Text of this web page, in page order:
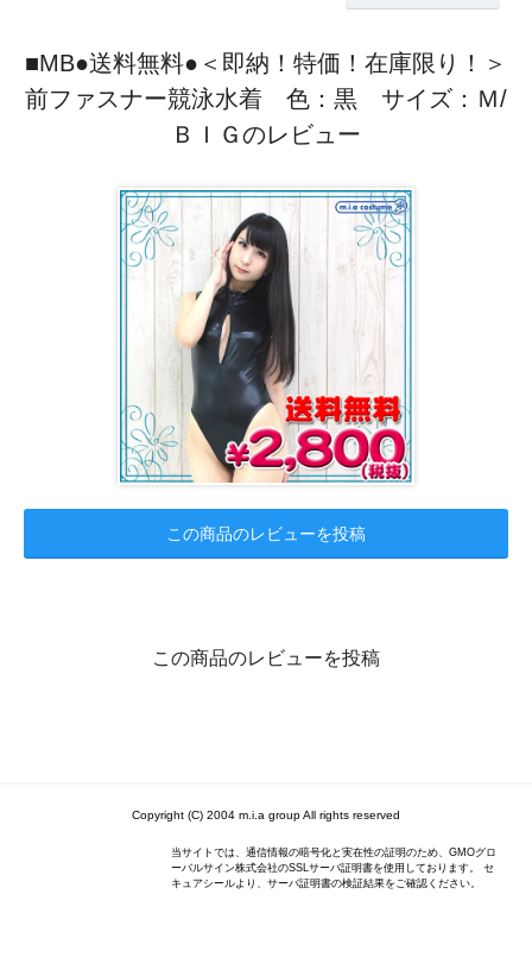
■MB●送料無料●＜即納！特価！在庫限り！＞
前ファスナー競泳水着 色：黒 サイズ：Ｍ/
ＢＩＧのレビュー
この商品のレビューを投稿
この商品のレビューを投稿
Copyright (C) 2004 m.i.a group All rights reserved
当サイトでは、通信情報の暗号化と実在性の証明のため、GMOグロ
ーバルサイン株式会社のSSLサーバ証明書を使用しております。 セ
キュアシールより、サーバ証明書の検証結果をご確認ください。